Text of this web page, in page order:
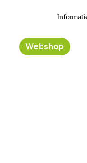
Webshop